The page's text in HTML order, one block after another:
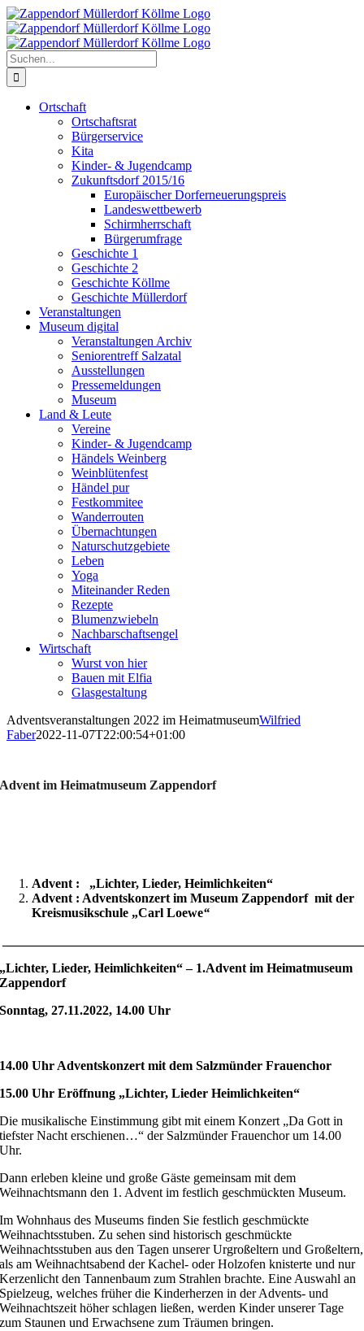
Zum
Inhalt
springen
Suche
nach:
Ortschaft
Ortschaftsrat
Bürgerservice
Kita
Kinder- & Jugendcamp
Zukunftsdorf 2015/16
Europäischer Dorferneuerungspreis
Landeswettbewerb
Schirmherrschaft
Bürgerumfrage
Geschichte 1
Geschichte 2
Geschichte Köllme
Geschichte Müllerdorf
Veranstaltungen
Museum digital
Veranstaltungen Archiv
Seniorentreff Salzatal
Ausstellungen
Pressemeldungen
Museum
Land & Leute
Vereine
Kinder- & Jugendcamp
Händels Weinberg
Weinblütenfest
Händel pur
Festkommitee
Wanderrouten
Übernachtungen
Naturschutzgebiete
Leben
Yoga
Miteinander Reden
Rezepte
Blumenzwiebeln
Nachbarschaftsengel
Wirtschaft
Wurst von hier
Bauen mit Elfia
Glasgestaltung
Adventsveranstaltungen 2022 im HeimatmuseumWilfried
Faber2022-11-07T22:00:54+01:00
Advent im Heimatmuseum Zappendorf
Advent : „Lichter, Lieder, Heimlichkeiten“
Advent : Adventskonzert im Museum Zappendorf mit der
Kreismusikschule „Carl Loewe“
„Lichter, Lieder, Heimlichkeiten“ – 1.Advent im Heimatmuseum
Zappendorf
Sonntag, 27.11.2022, 14.00 Uhr
14.00 Uhr Adventskonzert mit dem Salzmünder Frauenchor
15.00 Uhr Eröffnung „Lichter, Lieder Heimlichkeiten“
Die musikalische Einstimmung gibt mit einem Konzert „Da Gott in
tiefster Nacht erschienen…“ der Salzmünder Frauenchor um 14.00
Uhr.
Dann erleben kleine und große Gäste gemeinsam mit dem
Weihnachtsmann den 1. Advent im festlich geschmückten Museum.
Im Wohnhaus des Museums finden Sie festlich geschmückte
Weihnachtsstuben. Zu sehen sind historisch geschmückte
Weihnachtsstuben aus den Tagen unserer Urgroßeltern und Großeltern,
als am Weihnachtsabend der Kachel- oder Holzofen knisterte und nur
Kerzenlicht den Tannenbaum zum Strahlen brachte. Eine Auswahl an
Spielzeug, welches früher die Kinderherzen in der Advents- und
Weihnachtszeit höher schlagen ließen, werden Kinder unserer Tage
zum Staunen und Erwachsene zum Träumen bringen.